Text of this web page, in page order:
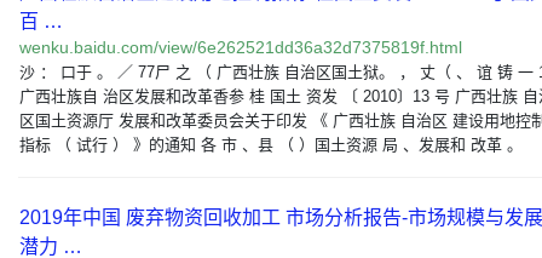
百 …
wenku.baidu.com/view/6e262521dd36a32d7375819f.html
沙 ： 口于 。 ／ 77尸 之 （ 广西壮族 自治区国土狱。 ， 丈（ 、 谊 铸 一
广西壮族自 治区发展和改革香参 桂 国土 资发 〔 2010〕13 号 广西壮族 自
区国土资源厅 发展和改革委员会关于印发 《 广西壮族 自治区 建设用地控
指标 （ 试行 ） 》的通知 各 市 、县 （ ）国土资源 局 、发展和 改革 。
2019年中国 废弃物资回收加工 市场分析报告-市场规模与发展
潜力 …